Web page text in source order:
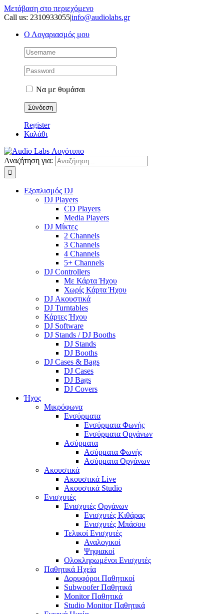
Μετάβαση στο περιεχόμενο
Call us: 2310933055|info@audiolabs.gr
Ο Λογαριασμός μου
Να με θυμάσαι
Register
Καλάθι
Αναζήτηση για:
Εξοπλισμός DJ
DJ Players
CD Players
Media Players
DJ Μίκτες
2 Channels
3 Channels
4 Channels
5+ Channels
DJ Controllers
Με Κάρτα Ήχου
Χωρίς Κάρτα Ήχου
DJ Ακουστικά
DJ Turntables
Κάρτες Ήχου
DJ Software
DJ Stands / DJ Booths
DJ Stands
DJ Booths
DJ Cases & Bags
DJ Cases
DJ Bags
DJ Covers
Ήχος
Μικρόφωνα
Ενσύρματα
Ενσύρματα Φωνής
Ενσύρματα Οργάνων
Ασύρματα
Ασύρματα Φωνής
Ασύρματα Οργάνων
Ακουστικά
Ακουστικά Live
Ακουστικά Studio
Ενισχυτές
Ενισχυτές Οργάνων
Ενισχυτές Κιθάρας
Ενισχυτές Μπάσου
Τελικοί Ενισχυτές
Αναλογικοί
Ψηφιακοί
Ολοκληρωμένοι Ενισχυτές
Παθητικά Ηχεία
Δορυφόροι Παθητικοί
Subwoofer Παθητικά
Monitor Παθητικά
Studio Monitor Παθητικά